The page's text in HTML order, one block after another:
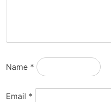
Name *
Email *